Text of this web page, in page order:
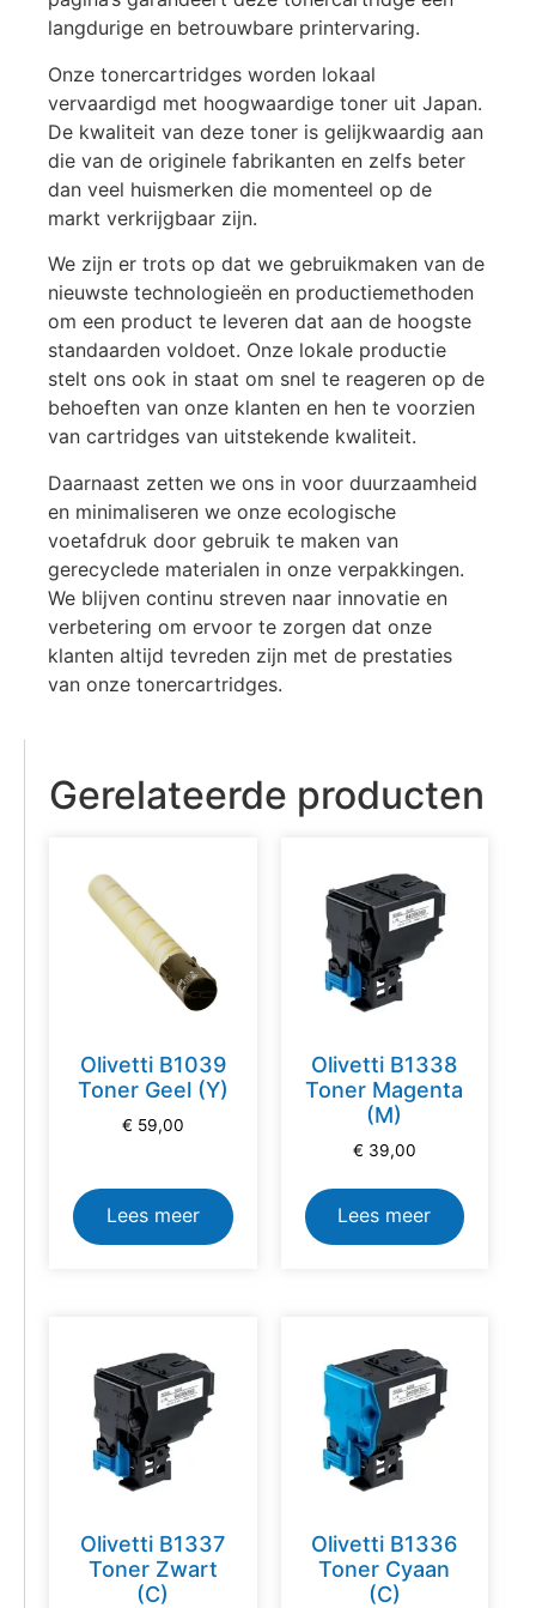
langdurige en betrouwbare printervaring.
Onze tonercartridges worden lokaal
vervaardigd met hoogwaardige toner uit Japan.
De kwaliteit van deze toner is gelijkwaardig aan
die van de originele fabrikanten en zelfs beter
dan veel huismerken die momenteel op de
markt verkrijgbaar zijn.
We zijn er trots op dat we gebruikmaken van de
nieuwste technologieën en productiemethoden
om een product te leveren dat aan de hoogste
standaarden voldoet. Onze lokale productie
stelt ons ook in staat om snel te reageren op de
behoeften van onze klanten en hen te voorzien
van cartridges van uitstekende kwaliteit.
Daarnaast zetten we ons in voor duurzaamheid
en minimaliseren we onze ecologische
voetafdruk door gebruik te maken van
gerecyclede materialen in onze verpakkingen.
We blijven continu streven naar innovatie en
verbetering om ervoor te zorgen dat onze
klanten altijd tevreden zijn met de prestaties
van onze tonercartridges.
Gerelateerde producten
Olivetti B1039
Toner Geel (Y)
€ 59,00
Lees meer
Olivetti B1338
Toner Magenta
(M)
€ 39,00
Lees meer
Olivetti B1337
Toner Zwart
(C)
Olivetti B1336
Toner Cyaan
(C)